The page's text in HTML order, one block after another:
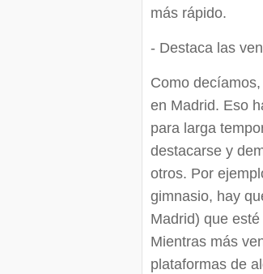
más rápido.
- Destaca las
Como
en Madrid. Eso
para larga
destacarse y
otros. Por
gimnasio, hay
Madrid) que
Mientras más
plataformas de